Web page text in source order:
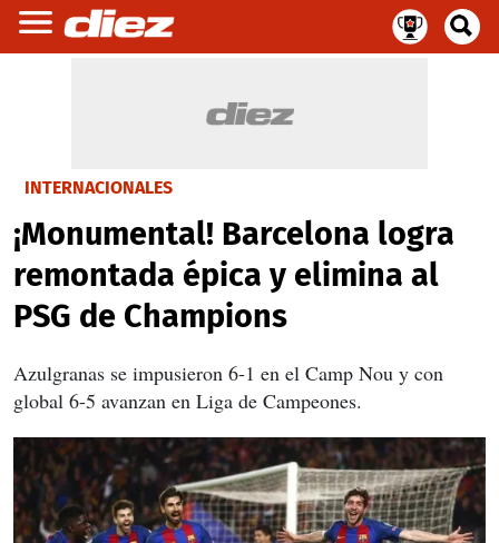
INTERNACIONALES
¡Monumental! Barcelona logra
remontada épica y elimina al
PSG de Champions
Azulgranas se impusieron 6-1 en el Camp Nou y con
global 6-5 avanzan en Liga de Campeones.